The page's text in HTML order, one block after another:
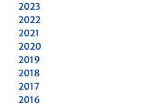
2023
2022
2021
2020
2019
2018
2017
2016